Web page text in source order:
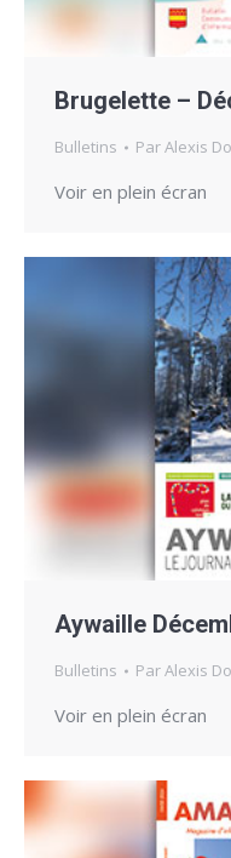
Brugelette –
Bulletins ParAlexis
Voir en plein écran
Aywaille
Bulletins ParAlexis
Voir en plein écran